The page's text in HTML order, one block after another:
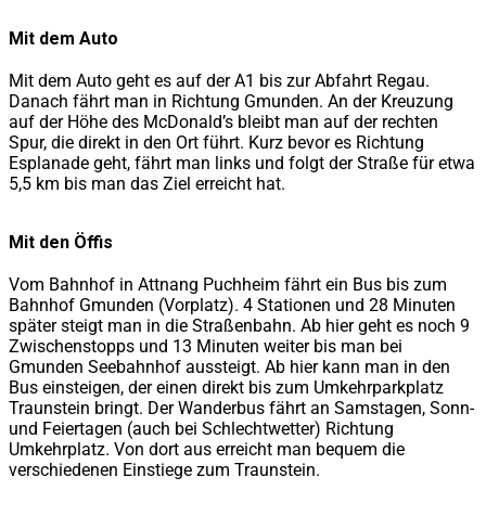
Mit dem Auto
Mit dem Auto geht es auf der A1 bis zur Abfahrt Regau.
Danach fährt man in Richtung Gmunden. An der Kreuzung
auf der Höhe des McDonald’s bleibt man auf der rechten
Spur, die direkt in den Ort führt. Kurz bevor es Richtung
Esplanade geht, fährt man links und folgt der Straße für etwa
5,5 km bis man das Ziel erreicht hat.
Mit den Öffis
Vom Bahnhof in Attnang Puchheim fährt ein Bus bis zum
Bahnhof Gmunden (Vorplatz). 4 Stationen und 28 Minuten
später steigt man in die Straßenbahn. Ab hier geht es noch 9
Zwischenstopps und 13 Minuten weiter bis man bei
Gmunden Seebahnhof aussteigt. Ab hier kann man in den
Bus einsteigen, der einen direkt bis zum Umkehrparkplatz
Traunstein bringt. Der Wanderbus fährt an Samstagen, Sonn-
und Feiertagen (auch bei Schlechtwetter) Richtung
Umkehrplatz. Von dort aus erreicht man bequem die
verschiedenen Einstiege zum Traunstein.